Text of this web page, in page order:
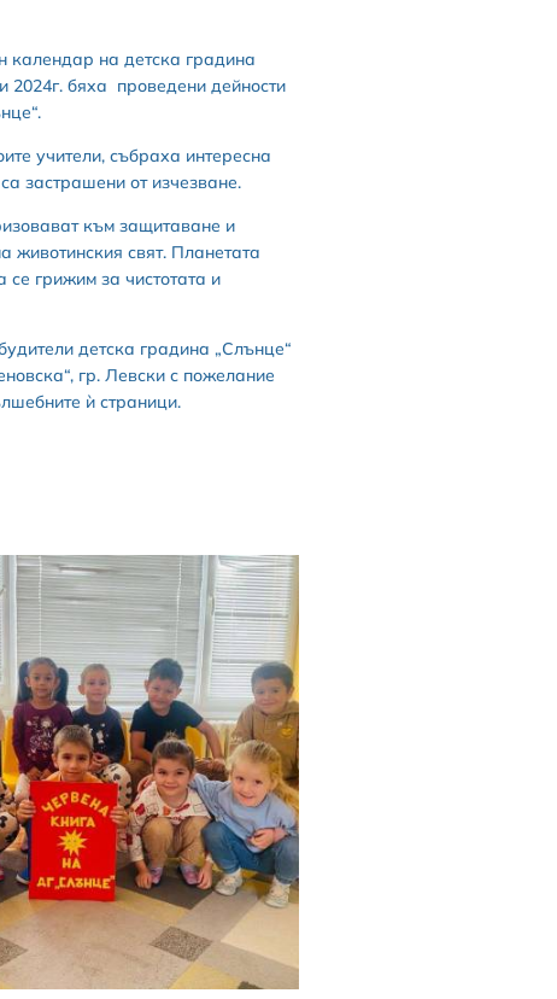
календар на детска градина
2024г. бяха проведени дейности
учители, събраха интересна
застрашени от изчезване.
към защитаване и
животинския свят. Планетата
грижим за чистотата и
детска градина „Слънце“
гр. Левски с пожелание
ѝ страници.